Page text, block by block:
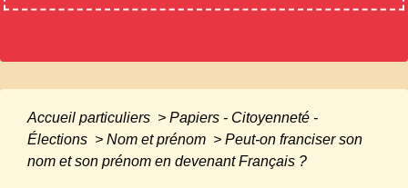
Accueil particuliers > Papiers - Citoyenneté -
Élections > Nom et prénom > Peut-on franciser son
nom et son prénom en devenant Français ?